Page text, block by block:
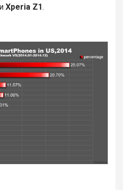
и Xperia Z1.